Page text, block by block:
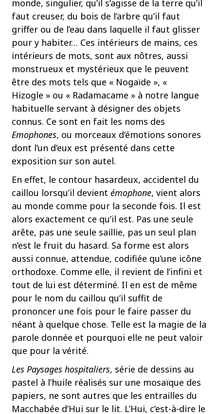
monde, singulier, qu’il s’agisse de la terre qu’il
faut creuser, du bois de l’arbre qu’il faut
griffer ou de l’eau dans laquelle il faut glisser
pour y habiter… Ces intérieurs de mains, ces
intérieurs de mots, sont aux nôtres, aussi
monstrueux et mystérieux que le peuvent
être des mots tels que « Nogaïde », «
Hizogle » ou « Radamacame » à notre langue
habituelle servant à désigner des objets
connus. Ce sont en fait les noms des
Emophones, ou morceaux d’émotions sonores
dont l’un d’eux est présenté dans cette
exposition sur son autel.
En effet, le contour hasardeux, accidentel du
caillou lorsqu’il devient émophone, vient alors
au monde comme pour la seconde fois. Il est
alors exactement ce qu’il est. Pas une seule
arête, pas une seule saillie, pas un seul plan
n’est le fruit du hasard. Sa forme est alors
aussi connue, attendue, codifiée qu’une icône
orthodoxe. Comme elle, il revient de l’infini et
tout de lui est déterminé. Il en est de même
pour le nom du caillou qu’il suffit de
prononcer une fois pour le faire passer du
néant à quelque chose. Telle est la magie de la
parole donnée et pourquoi elle ne peut valoir
que pour la vérité.
Les Paysages hospitaliers, série de dessins au
pastel à l’huile réalisés sur une mosaïque des
papiers, ne sont autres que les entrailles du
Macchabée d’Hui sur le lit. L’Hui, c’est-à-dire le